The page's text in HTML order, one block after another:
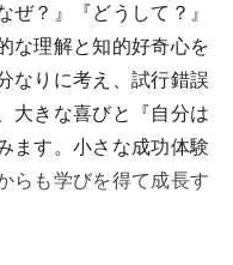
？』『どうして？』
な理解と知的好奇心を
なりに考え、試行錯誤
大きな喜びと『自分は
ます。小さな成功体験
らも学びを得て成長す